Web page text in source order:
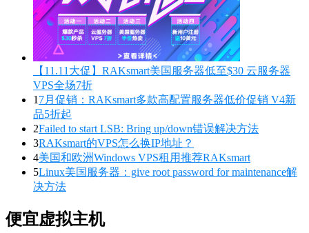
【11.11大促】RAKsmart美国服务器低至$30 云服务器
VPS全场7折
1 7月促销：RAKsmart多款高配置服务器低价促销 V4新
品5折起
2Failed to start LSB: Bring up/down错误解决方法
3RAKsmart的VPS怎么换IP地址？
4美国和欧洲Windows VPS租用推荐RAKsmart
5Linux美国服务器：give root password for maintenance解
决方法
便宜虚拟主机